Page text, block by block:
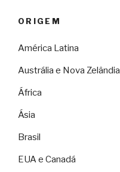
ORIGEM
América Latina
Austrália e Nova Zelândia
África
Ásia
Brasil
EUA e Canadá